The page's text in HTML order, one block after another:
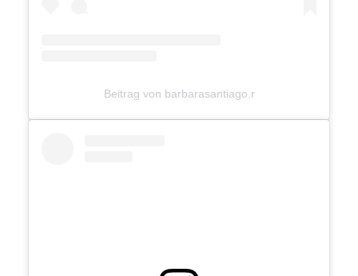
Beitrag von barbarasantiago.r